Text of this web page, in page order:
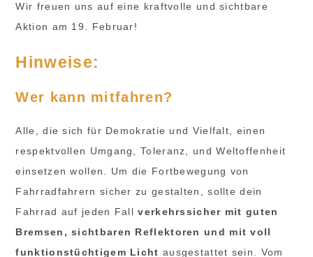
Wir freuen uns auf eine kraftvolle und sichtbare
Aktion am 19. Februar!
Hinweise:
Wer kann mitfahren?
Alle, die sich für Demokratie und Vielfalt, einen
respektvollen Umgang, Toleranz, und Weltoffenheit
einsetzen wollen. Um die Fortbewegung von
Fahrradfahrern sicher zu gestalten, sollte dein
Fahrrad auf jeden Fallverkehrssicher mit guten
Bremsen, sichtbaren Reflektoren und mit voll
funktionstüchtigem Licht ausgestattet sein. Vom